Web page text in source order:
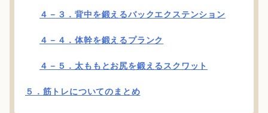
４－３．背中を鍛えるバックエクステンション
４－４．体幹を鍛えるプランク
４－５．太ももとお尻を鍛えるスクワット
５．筋トレについてのまとめ